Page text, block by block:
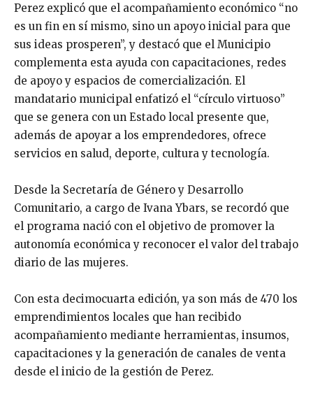
Perez explicó que el acompañamiento económico “no
es un fin en sí mismo, sino un apoyo inicial para que
sus ideas prosperen”, y destacó que el Municipio
complementa esta ayuda con capacitaciones, redes
de apoyo y espacios de comercialización. El
mandatario municipal enfatizó el “círculo virtuoso”
que se genera con un Estado local presente que,
además de apoyar a los emprendedores, ofrece
servicios en salud, deporte, cultura y tecnología.
Desde la Secretaría de Género y Desarrollo
Comunitario, a cargo de Ivana Ybars, se recordó que
el programa nació con el objetivo de promover la
autonomía económica y reconocer el valor del trabajo
diario de las mujeres.
Con esta decimocuarta edición, ya son más de 470 los
emprendimientos locales que han recibido
acompañamiento mediante herramientas, insumos,
capacitaciones y la generación de canales de venta
desde el inicio de la gestión de Perez.